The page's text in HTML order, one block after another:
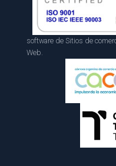
software de Sitios de
Web.